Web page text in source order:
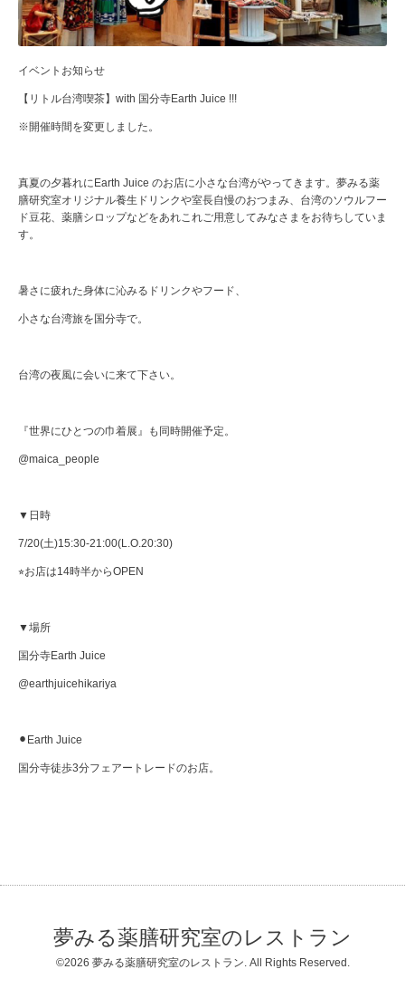
イベントお知らせ
【リトル台湾喫茶】with 国分寺Earth Juice !!!
※開催時間を変更しました。
真夏の夕暮れにEarth Juice のお店に小さな台湾がやってきます。夢みる薬
膳研究室オリジナル養生ドリンクや室長自慢のおつまみ、台湾のソウルフー
ド豆花、薬膳シロップなどをあれこれご用意してみなさまをお待ちしていま
す。
暑さに疲れた身体に沁みるドリンクやフード、
小さな台湾旅を国分寺で。
台湾の夜風に会いに来て下さい。
『世界にひとつの巾着展』も同時開催予定。
@maica_people
▼日時
7/20(土)15:30-21:00(L.O.20:30)
⭐︎お店は14時半からOPEN
▼場所
国分寺Earth Juice
@earthjuicehikariya
⚫︎Earth Juice
国分寺徒歩3分フェアートレードのお店。
夢みる薬膳研究室のレストラン
©2026 夢みる薬膳研究室のレストラン . All Rights Reserved.